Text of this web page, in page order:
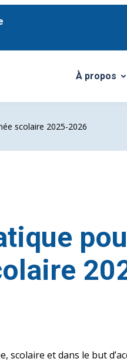
À propos
Ouvrir/
scolaire 2025-2026
scolaire et dans le but